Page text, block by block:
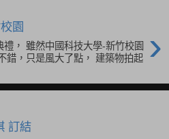
風味
園 ›
， 雖然中國科技大學-新竹校園